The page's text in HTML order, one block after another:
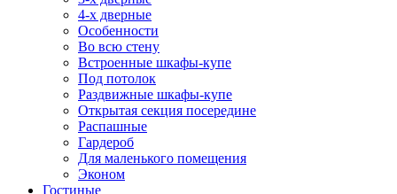
4-х дверные
Особенности
Во всю стену
Встроенные шкафы-купе
Под потолок
Раздвижные шкафы-купе
Открытая секция посередине
Распашные
Гардероб
Для маленького помещения
Эконом
Гостиные